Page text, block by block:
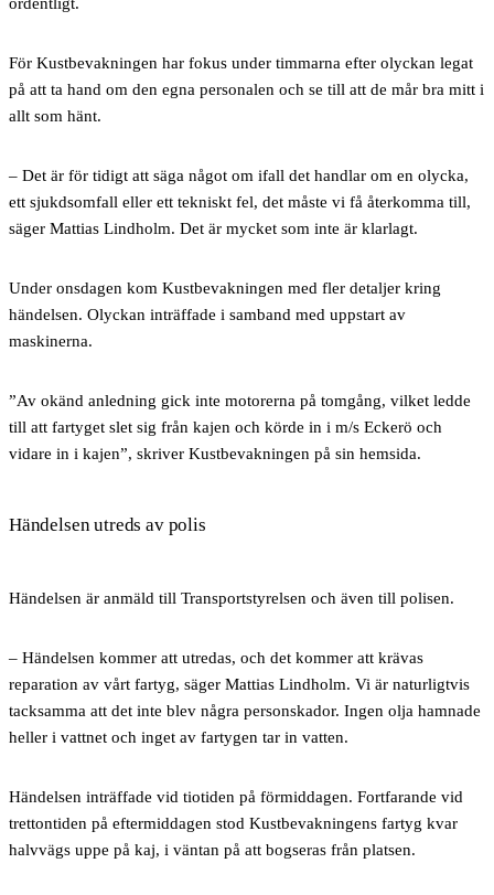
För Kustbevakningen har fokus under timmarna efter olyckan legat
på att ta hand om den egna personalen och se till att de mår bra mitt i
allt som hänt.
– Det är för tidigt att säga något om ifall det handlar om en olycka,
ett sjukdsomfall eller ett tekniskt fel, det måste vi få återkomma till,
säger Mattias Lindholm. Det är mycket som inte är klarlagt.
Under onsdagen kom Kustbevakningen med fler detaljer kring
händelsen. Olyckan inträffade i samband med uppstart av
maskinerna.
”Av okänd anledning gick inte motorerna på tomgång, vilket ledde
till att fartyget slet sig från kajen och körde in i m/s Eckerö och
vidare in i kajen”, skriver Kustbevakningen på sin hemsida.
Händelsen utreds av polis
Händelsen är anmäld till Transportstyrelsen och även till polisen.
– Händelsen kommer att utredas, och det kommer att krävas
reparation av vårt fartyg, säger Mattias Lindholm. Vi är naturligtvis
tacksamma att det inte blev några personskador. Ingen olja hamnade
heller i vattnet och inget av fartygen tar in vatten.
Händelsen inträffade vid tiotiden på förmiddagen. Fortfarande vid
trettontiden på eftermiddagen stod Kustbevakningens fartyg kvar
halvvägs uppe på kaj, i väntan på att bogseras från platsen.